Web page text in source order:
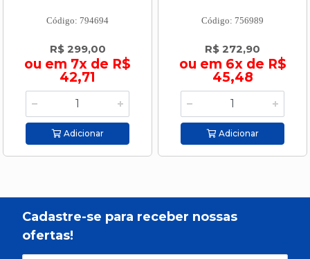
Código: 794694
R$ 299,00
ou em 7x de R$
42,71
Adicionar
Código: 756989
R$ 272,90
ou em 6x de R$
45,48
Adicionar
Cadastre-se para receber nossas
ofertas!